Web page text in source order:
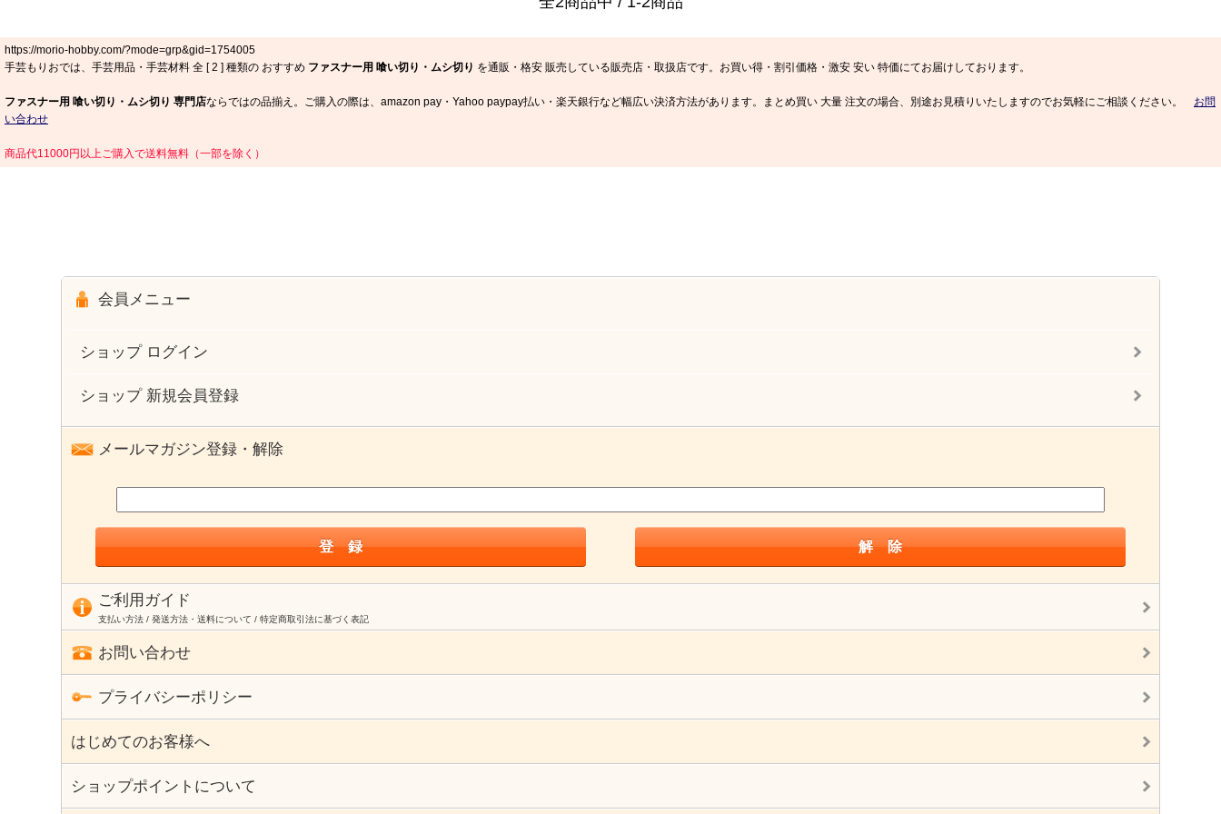
https://morio-hobby.com/?mode=grp&gid=1754005
手芸もりおでは、手芸用品・手芸材料 全 [2 ] 種類の おすすめ ファスナー用 喰い切り・ムシ切り を通販・格安 販売している販売店・取扱店です。お買い得・割引価格・激安 安い 特価にてお届けしております。
ファスナー用 喰い切り・ムシ切り 専門店ならではの品揃え。ご購入の際は、amazon pay・Yahoo paypay払い・楽天銀行など幅広い決済方法があります。まとめ買い 大量 注文の場合、別途お見積りいたしますのでお気軽にご相談ください。 お問
い合わせ
商品代11000円以上ご購入で送料無料（一部を除く）
会員メニュー
ショップ ログイン
ショップ 新規会員登録
メールマガジン登録・解除
ご利用ガイド
支払い方法 / 発送方法・送料について / 特定商取引法に基づく表記
お問い合わせ
プライバシーポリシー
はじめてのお客様へ
ショップポイントについて